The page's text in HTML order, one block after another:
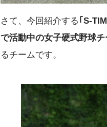
さて、今回紹介する ｢S-
で活動中の女子硬式野球チ
るチームです。